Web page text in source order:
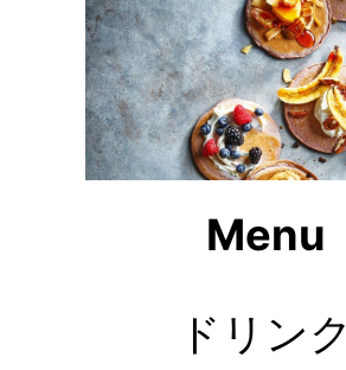
Menu
ドリンク